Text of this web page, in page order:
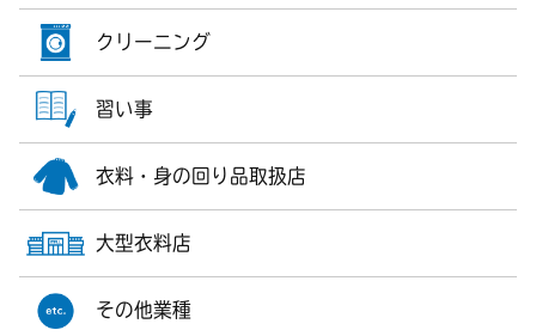
クリーニング
習い事
衣料・身の回り品取扱店
大型衣料店
その他業種